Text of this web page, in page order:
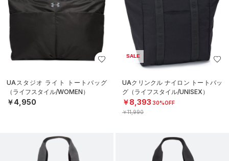
UAスタジオ ライト トートバッグ
（ライフスタイル/WOMEN）
￥4,950
SALE
UAクリンクル ナイロン トートバッ
グ（ライフスタイル/UNISEX）
￥8,393 30%OFF
￥11,990